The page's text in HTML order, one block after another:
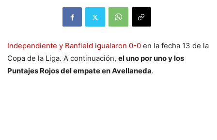
Independiente y Banfield igualaron 0-0 en la fecha 13 de la
Copa de la Liga. A continuación, el uno por uno y los
Puntajes Rojos del empate en Avellaneda.